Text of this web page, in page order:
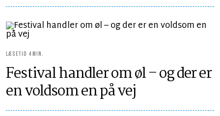
LÆSETID 4 MIN.
Festival handler om øl – og der er
en voldsom en på vej